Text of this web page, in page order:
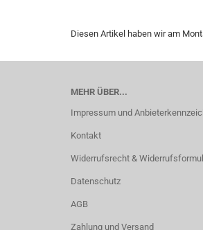
Diesen Artikel haben wir am
MEHR ÜBER...
Impressum und
Kontakt
Widerrufsrecht &
Datenschutz
AGB
Zahlung und Versand